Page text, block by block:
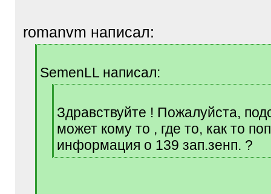
romanvm написал:
]SemenLL написал:
]Здравствуйте ! Пожалуйста,
может кому то , где то, как то
информация о 139 зап.зенп. ?
[